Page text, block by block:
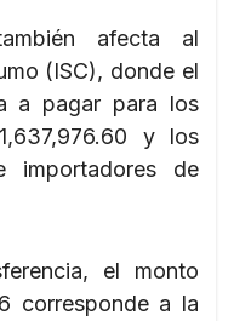
afecta al
(ISC), donde el
a pagar para los
y los
importadores de
el monto
corresponde a la